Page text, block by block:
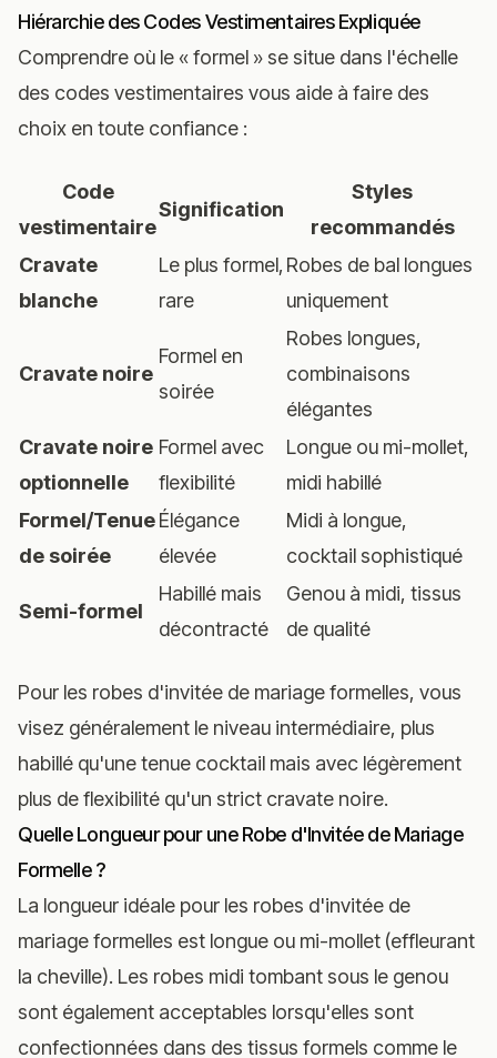
Hiérarchie des Codes Vestimentaires Expliquée
Comprendre où le « formel » se situe dans l'échelle
des codes vestimentaires vous aide à faire des
choix en toute confiance :
Code
vestimentaire
Signification
Styles
recommandés
Cravate
blanche
Le plus formel,
rare
Robes de bal longues
uniquement
Cravate noire
Formel en
soirée
Robes longues,
combinaisons
élégantes
Cravate noire
optionnelle
Formel avec
flexibilité
Longue ou mi-mollet,
midi habillé
Formel/Tenue
de soirée
Élégance
élevée
Midi à longue,
cocktail sophistiqué
Semi-formel
Habillé mais
décontracté
Genou à midi, tissus
de qualité
Pour les robes d'invitée de mariage formelles, vous
visez généralement le niveau intermédiaire, plus
habillé qu'une tenue cocktail mais avec légèrement
plus de flexibilité qu'un strict cravate noire.
Quelle Longueur pour une Robe d'Invitée de Mariage
Formelle ?
La longueur idéale pour les robes d'invitée de
mariage formelles est longue ou mi-mollet (effleurant
la cheville). Les robes midi tombant sous le genou
sont également acceptables lorsqu'elles sont
confectionnées dans des tissus formels comme le